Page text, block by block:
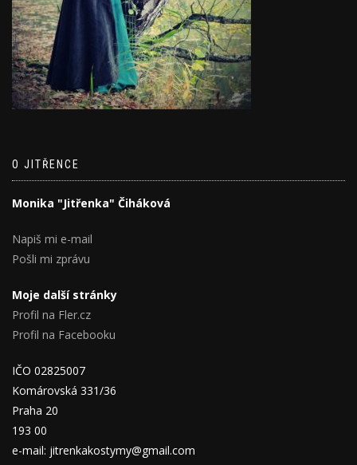
O JITŘENCE
Monika "Jitřenka" Čiháková
Napiš mi e-mail
Pošli mi zprávu
Moje další stránky
Profil na Fler.cz
Profil na Facebooku
IČO 02825007
Komárovská 331/36
Praha 20
193 00
e-mail: jitrenkakostymy@gmail.com